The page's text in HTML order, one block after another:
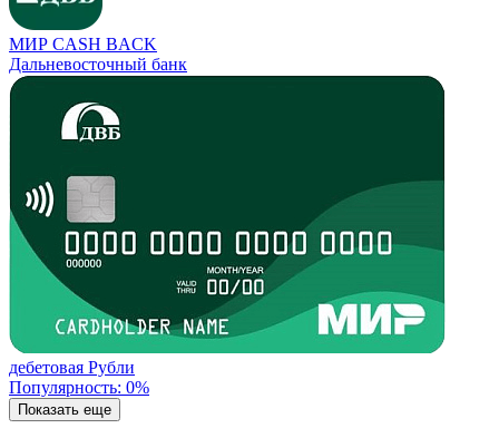
МИР CASH BACK
Дальневосточный банк
дебетовая Рубли
Популярность: 0%
Показать еще